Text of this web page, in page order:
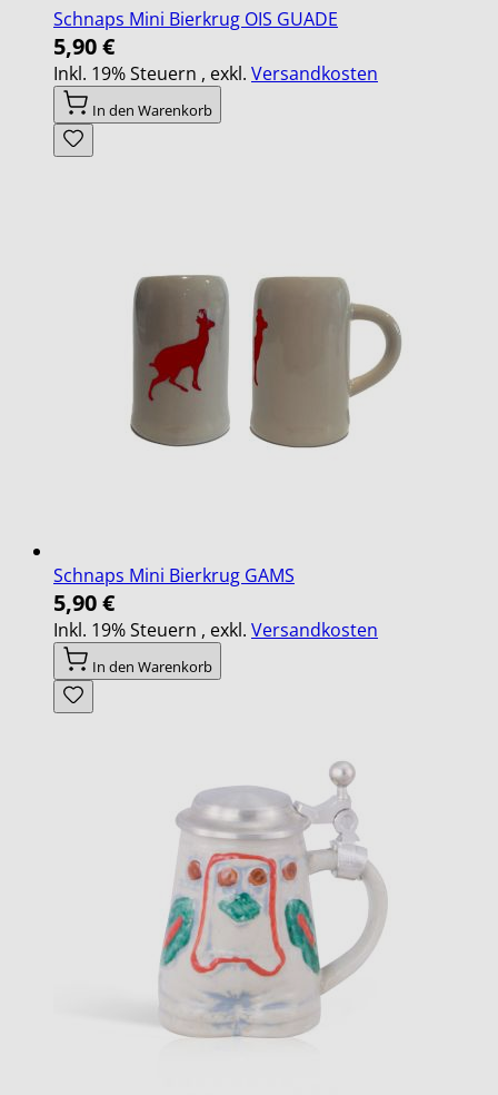
Schnaps Mini Bierkrug OIS GUADE
5,90 €
Inkl. 19% Steuern , exkl. Versandkosten
In den Warenkorb
Schnaps Mini Bierkrug GAMS
5,90 €
Inkl. 19% Steuern , exkl. Versandkosten
In den Warenkorb